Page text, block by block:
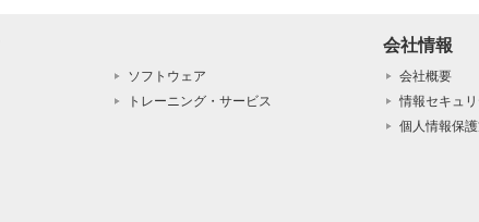
ソフトウェア
トレーニング・サービス
会社情報
会社概要
情報セキュ
個人情報保